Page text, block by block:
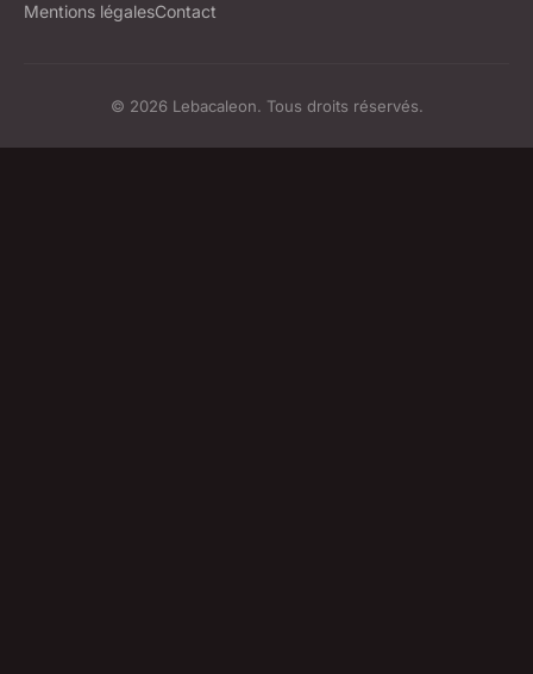
Mentions légalesContact
© 2026 Lebacaleon. Tous droits réservés.